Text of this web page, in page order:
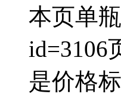
本页单
id=3106
是价格